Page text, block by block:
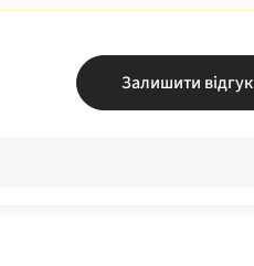
Залишити відгук